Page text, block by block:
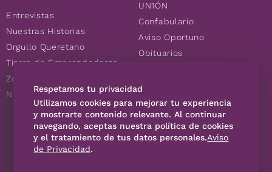
Entrevistas
Nuestras Historias
Orgullo Queretano
Tierra de Emprendedores
Zoociales
Nuevos Queretanos
UN1ÓN
Confabulario
Aviso Oportuno
Obituarios
Consultas
SÍGUENOS
Respetamos tu privacidad
Utilizamos cookies para mejorar tu experiencia
y mostrarte contenido relevante. Al continuar
navegando, aceptas nuestra política de cookies
y el tratamiento de tus datos personales.Aviso
de Privacidad.